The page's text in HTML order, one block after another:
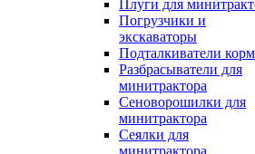
Плуги для
Погрузчики и
экскаваторы
Подталкиватели
Разбрасыватели для
минитрактора
Сеноворошилки для
минитрактора
Сеялки для
минитрактора